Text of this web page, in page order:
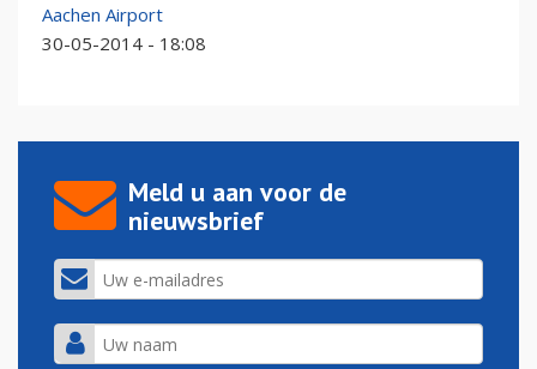
Aachen Airport
30-05-2014 - 18:08
Meld u aan voor de
nieuwsbrief